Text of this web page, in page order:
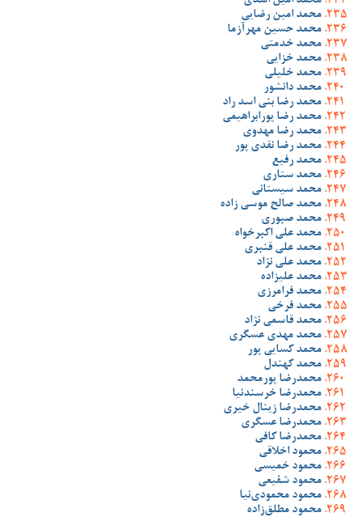
محمد امین رضایی
محمد حسین مهرآزما
محمد خدمتی
محمد خزایی
محمد خلیلی
محمد دانشور
محمد رضا بنی اسد راد
محمد رضا پورابراهیمی
محمد رضا مهدوی
محمد رضا نقدی پور
محمد رفیع
محمد ستاری
محمد سیستانی
محمد صالح موسی زاده
محمد صبوری
محمد علی اکبرخواه
محمد علی قنبری
محمد علی نژاد
محمد علیزاده
محمد فرامرزی
محمد فرخی
محمد قاسمی نژاد
محمد مهدی عسگری
محمد کسایی پور
محمد کهندل
محمدرضا پورمحمد
محمدرضا خرسندنیا
محمدرضا زینال خیری
محمدرضا عسگری
محمدرضا کافی
محمود اخلاقی
محمود خمیسی
محمود شفیعی
محمود محمودی‌نیا
محمود مطلق‌زاده